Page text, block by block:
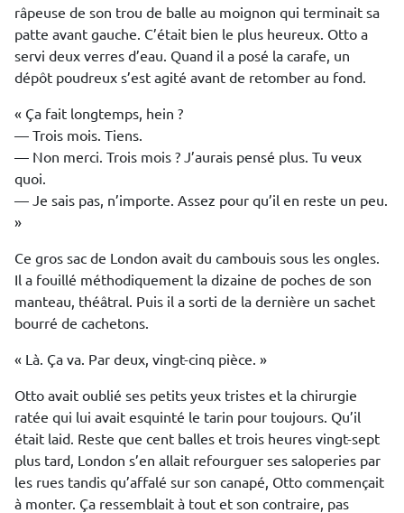
râpeuse de son trou de balle au moignon qui terminait sa
patte avant gauche. C’était bien le plus heureux. Otto a
servi deux verres d’eau. Quand il a posé la carafe, un
dépôt poudreux s’est agité avant de retomber au fond.
« Ça fait longtemps, hein ?
— Trois mois. Tiens.
— Non merci. Trois mois ? J’aurais pensé plus. Tu veux
quoi.
— Je sais pas, n’importe. Assez pour qu’il en reste un peu.
»
Ce gros sac de London avait du cambouis sous les ongles.
Il a fouillé méthodiquement la dizaine de poches de son
manteau, théâtral. Puis il a sorti de la dernière un sachet
bourré de cachetons.
« Là. Ça va. Par deux, vingt-cinq pièce. »
Otto avait oublié ses petits yeux tristes et la chirurgie
ratée qui lui avait esquinté le tarin pour toujours. Qu’il
était laid. Reste que cent balles et trois heures vingt-sept
plus tard, London s’en allait refourguer ses saloperies par
les rues tandis qu’affalé sur son canapé, Otto commençait
à monter. Ça ressemblait à tout et son contraire, pas